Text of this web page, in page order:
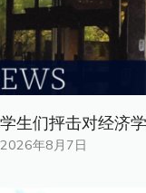
学生们抨击对经济
2026年8月7日